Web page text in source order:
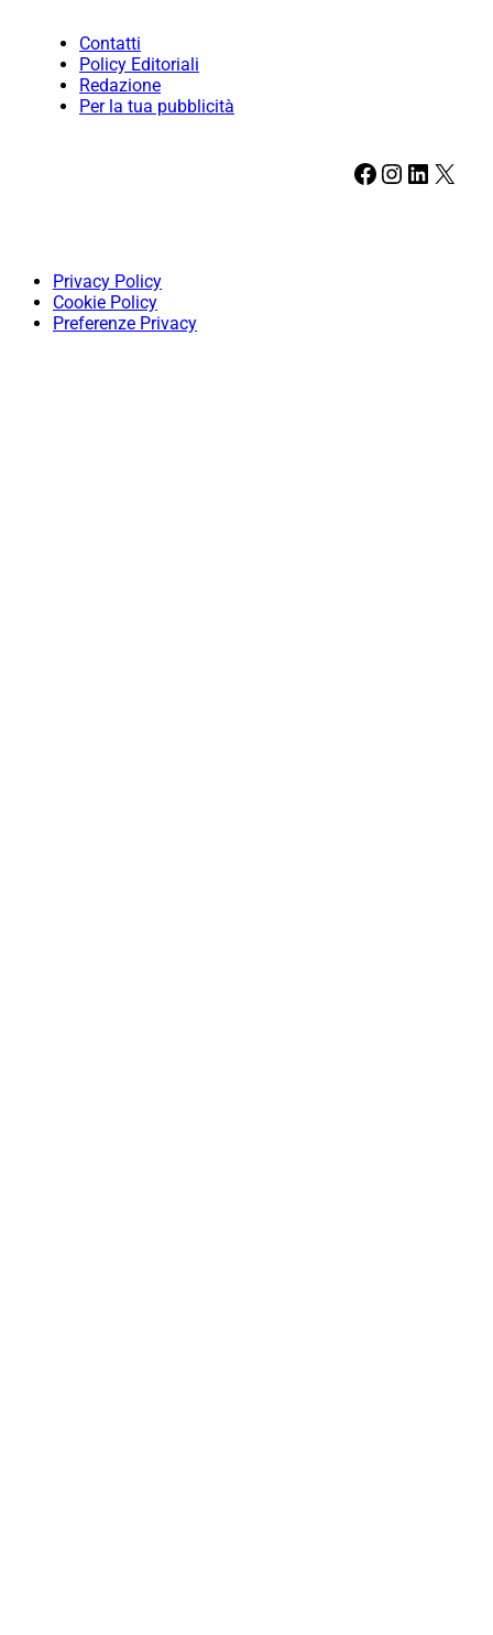
Contatti
Policy Editoriali
Redazione
Per la tua pubblicità
Facebook Instagram LinkedIn X
Privacy Policy
Cookie Policy
Preferenze Privacy